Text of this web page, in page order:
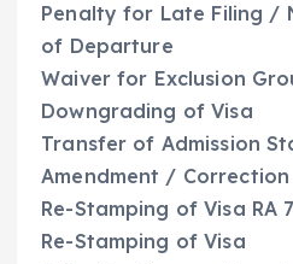
Penalty for Late Filing /
of Departure
Waiver for Exclusion
Downgrading of Visa
Transfer of Admission
Amendment /
Re-Stamping of Visa RA
Re-Stamping of Visa